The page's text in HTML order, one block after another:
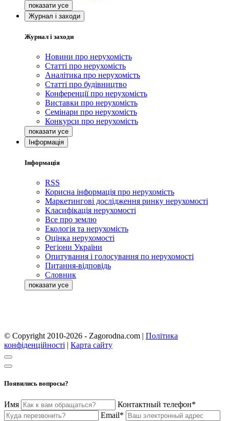
Журнал і заходи
Журнал і заходи
Новини про нерухомість
Статті про нерухомість
Аналітика про нерухомість
Статті про будівництво
Конференції про нерухомість
Виставки про нерухомість
Семінари про нерухомість
Конкурси про нерухомість
Інформація
Інформація
RSS
Корисна інформація про нерухомість
Маркетингові дослідження ринку нерухомості
Класифікація нерухомості
Все про землю
Екологія та нерухомість
Оцінка нерухомості
Регіони України
Опитування і голосування по нерухомості
Питання-відповідь
Словник
© Copyright 2010-2026 - Zagorodna.com | Політика
конфіденційності | Карта сайту
Появились вопросы?
Имя
Контактный телефон*
Email*